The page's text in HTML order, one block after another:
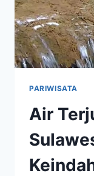
PARIWISATA
Air